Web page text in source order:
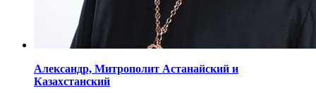
Александр, Митрополит Астанайский и
Казахстанский